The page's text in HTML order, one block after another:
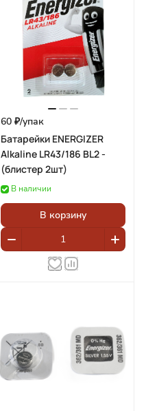
60 ₽/упак
Батарейки ENERGIZER
Alkaline LR43/186 BL2 -
(блистер 2шт)
В наличии
В корзину